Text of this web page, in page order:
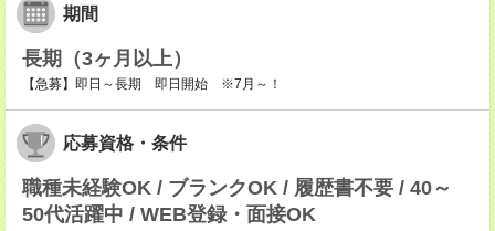
期間
長期（3ヶ月以上）
【急募】即日～長期 即日開始 ※7月～！
応募資格・条件
職種未経験OK / ブランクOK / 履歴書不要 / 40～
50代活躍中 / WEB登録・面接OK